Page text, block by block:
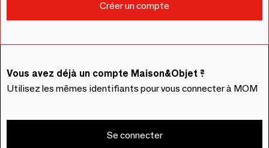
Vous avez déjà un compte Maison&Objet ?
Utilisez les mêmes identifiants pour vous connecter à MOM
Se connecter